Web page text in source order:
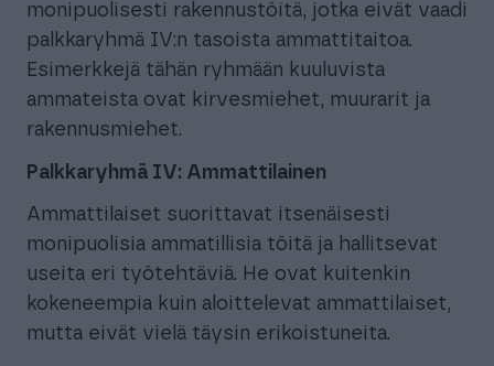
monipuolisesti rakennustöitä, jotka eivät vaadi
palkkaryhmä IV:n tasoista ammattitaitoa.
Esimerkkejä tähän ryhmään kuuluvista
ammateista ovat kirvesmiehet, muurarit ja
rakennusmiehet.
Palkkaryhmä IV: Ammattilainen
Ammattilaiset suorittavat itsenäisesti
monipuolisia ammatillisia töitä ja hallitsevat
useita eri työtehtäviä. He ovat kuitenkin
kokeneempia kuin aloittelevat ammattilaiset,
mutta eivät vielä täysin erikoistuneita.